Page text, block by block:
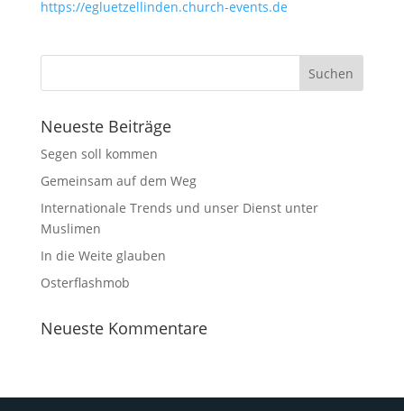
https://egluetzellinden.church-events.de
Neueste Beiträge
Segen soll kommen
Gemeinsam auf dem Weg
Internationale Trends und unser Dienst unter
Muslimen
In die Weite glauben
Osterflashmob
Neueste Kommentare